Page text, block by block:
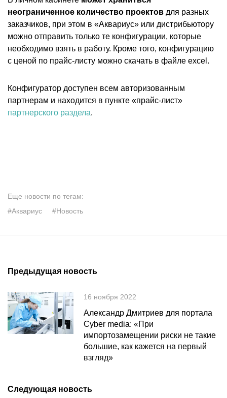
неограниченное количество проектов для разных
заказчиков, при этом в «Аквариус» или дистрибьютору
можно отправить только те конфигурации, которые
необходимо взять в работу. Кроме того, конфигурацию
с ценой по прайс-листу можно скачать в файле excel.
Конфигуратор доступен всем авторизованным
партнерам и находится в пункте «прайс-лист»
партнерского раздела.
Еще новости по тегам:
#Аквариус
#Новость
Предыдущая новость
16 ноября 2022
Александр Дмитриев для портала
Cyber media: «При
импортозамещении риски не такие
большие, как кажется на первый
взгляд»
Следующая новость